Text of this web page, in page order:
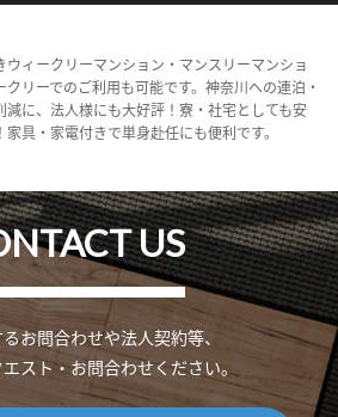
ィークリーマンション・マンスリーマンショ
リーでのご利用も可能です。神奈川への連泊・
減に、法人様にも大好評！寮・社宅としても安
具・家電付きで単身赴任にも便利です。
US
お問合わせや法人契約等、
スト・お問合わせください。